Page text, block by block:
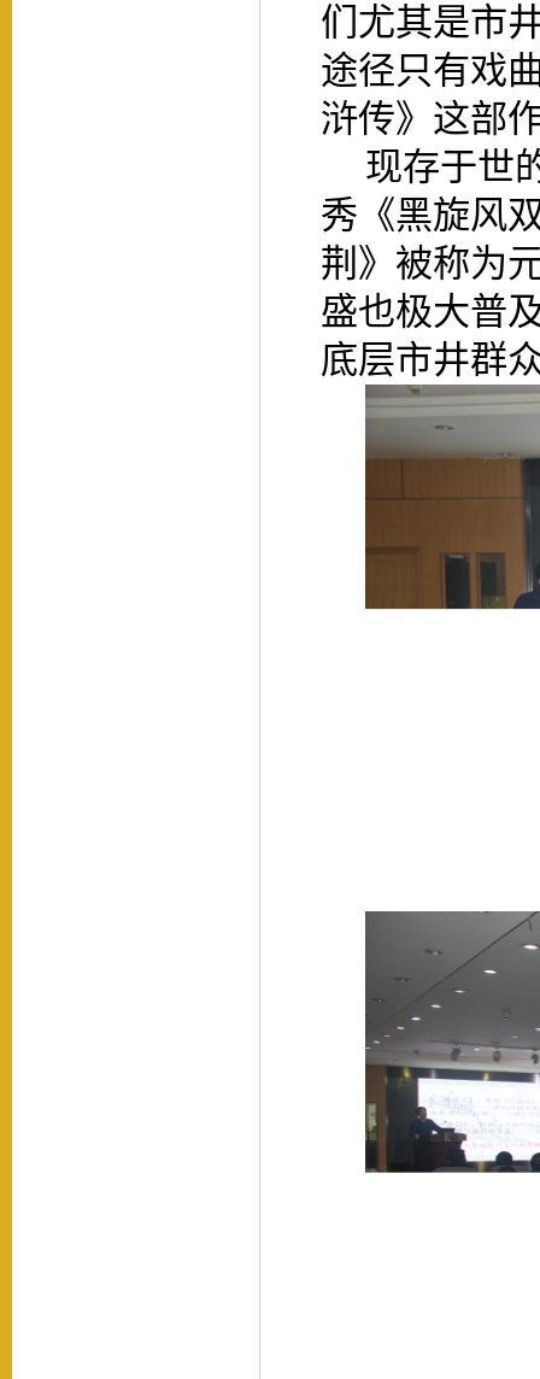
们尤其是市
途径只有戏
浒传》这部
现存于世
秀《黑旋风
荆》被称为
盛也极大普
底层市井群